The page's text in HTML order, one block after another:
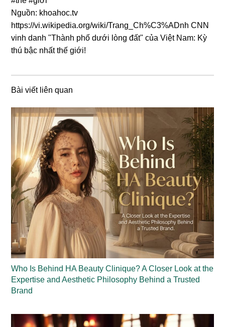
Nguồn: khoahoc.tv
https://vi.wikipedia.org/wiki/Trang_Ch%C3%ADnh CNN
vinh danh "Thành phố dưới lòng đất" của Việt Nam: Kỳ
thú bậc nhất thế giới!
Bài viết liên quan
Who Is Behind HA Beauty Clinique? A Closer Look at the
Expertise and Aesthetic Philosophy Behind a Trusted
Brand